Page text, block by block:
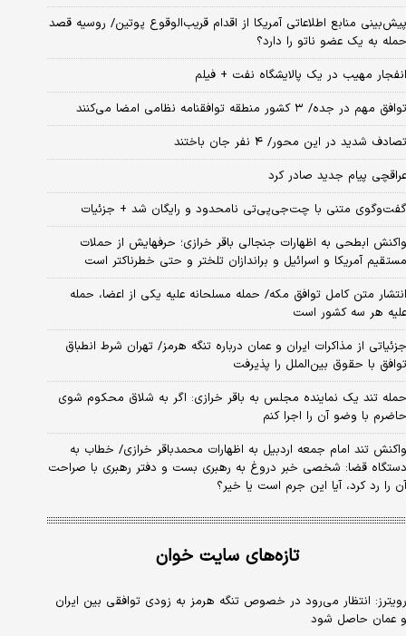
پیش‌بینی منابع اطلاعاتی آمریکا از اقدام قریب‌الوقوع پوتین/ روسیه قصد
حمله به یک عضو ناتو را دارد؟
انفجار مهیب در یک پالایشگاه نفت + فیلم
توافق مهم در جده/ ۳ کشور منطقه توافقنامه نظامی امضا می‌کنند
تصادف شدید در این محور/ ۴ نفر جان باختند
عراقچی پیام جدید صادر کرد
گفت‌وگوی متنی با چت‌جی‌پی‌تی نامحدود و رایگان شد + جزئیات
واکنش ابطحی به اظهارات جنجالی باقر خرازی؛ حرفهایش از حملات
مستقیم آمریکا و اسرائیل و براندازان تلختر و حتی خطرناکتر است
انتشار متن کامل توافق مکه/ حمله مسلحانه علیه یکی از اعضا، حمله
علیه هر سه کشور است
جزئیاتی از مذاکرات ایران و عمان درباره تنگه هرمز/ تهران شرط انطباق
توافق با حقوق بین‌الملل را پذیرفت
حمله تند یک نماینده مجلس به باقر خرازی: اگر به شلاق محکوم شوی
حاضرم با وضو آن را اجرا کنم
واکنش تند امام جمعه اردبیل به اظهارات محمدباقر خرازی/ خطاب به
دستگاه قضا: شخصی خبر دروغ به رهبری بست و دفتر رهبری با صراحت
آن را رد کرد، آیا این جرم است یا خیر؟
تازه‌های سایت خوان
رویترز: انتظار می‌رود در خصوص تنگه هرمز به زودی توافقی بین ایران
و عمان حاصل شود